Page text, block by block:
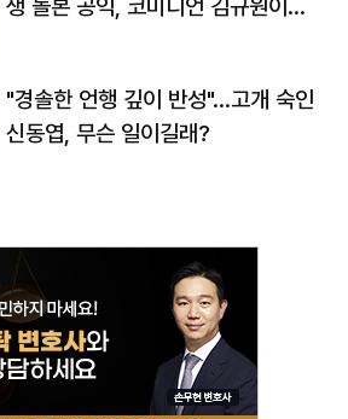
생 돌본 공익, 코미디언 김규원이었
"경솔한 언행 깊이 반성"…고개 숙인
신동엽, 무슨 일이길래?